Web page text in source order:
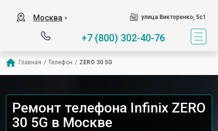
Москва ▼ улица Викторенко, 5с1
+7 (800) 302-40-76
Главная / Телефон / ZERO 30 5G
Ремонт телефона Infinix ZERO
30 5G в Москве